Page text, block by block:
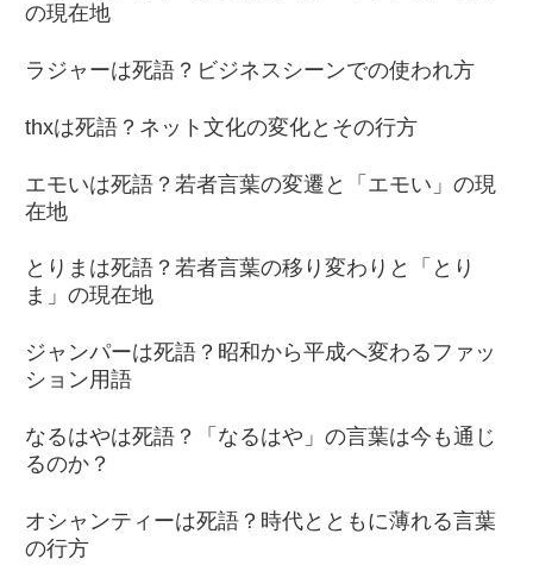
の現在地
ラジャーは死語？ビジネスシーンでの使われ方
thxは死語？ネット文化の変化とその行方
エモいは死語？若者言葉の変遷と「エモい」の現
在地
とりまは死語？若者言葉の移り変わりと「とり
ま」の現在地
ジャンパーは死語？昭和から平成へ変わるファッ
ション用語
なるはやは死語？「なるはや」の言葉は今も通じ
るのか？
オシャンティーは死語？時代とともに薄れる言葉
の行方